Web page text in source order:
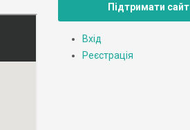
Підтримати сайт
Вхід
Реєстрація